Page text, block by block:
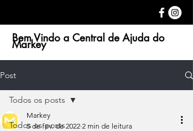
Bem Vindo a Central de Ajuda do
Markey
Post
Todos os posts
Todos os posts
Markey
5 de fev. de 2022 2 min de leitura